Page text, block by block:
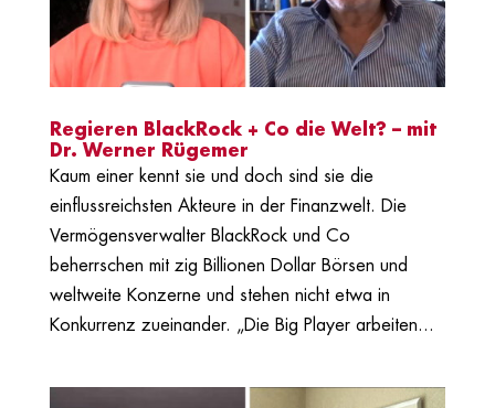
Regieren BlackRock + Co die Welt? – mit
Dr. Werner Rügemer
Kaum einer kennt sie und doch sind sie die
einflussreichsten Akteure in der Finanzwelt. Die
Vermögensverwalter BlackRock und Co
beherrschen mit zig Billionen Dollar Börsen und
weltweite Konzerne und stehen nicht etwa in
Konkurrenz zueinander. „Die Big Player arbeiten...